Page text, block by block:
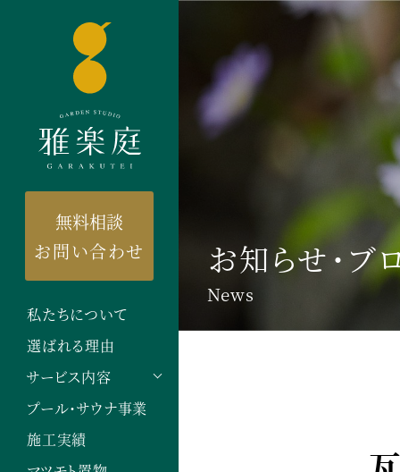
無料相談
お問い合わせ
私たちについて
選ばれる理由
サービス内容
プール・サウナ事業
施工実績
お知らせ・ブ
News